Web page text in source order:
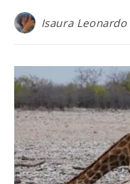
Isaura Leonardo